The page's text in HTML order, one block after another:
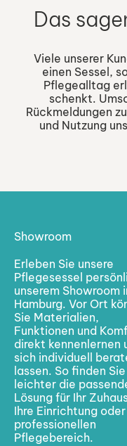
Das
Viele unserer
einen Sessel,
Pflegealltag
schenkt.
Rückmeldungen
und Nutzung
Showroom
Erleben Sie unsere
Pflegesessel
unserem Showroom
Hamburg. Vor Ort
Sie Materialien,
Funktionen und
direkt kennenlernen
sich individuell
lassen. So finden Sie
leichter die
Lösung für Ihr
Ihre Einrichtung
professionellen
Pflegebereich.